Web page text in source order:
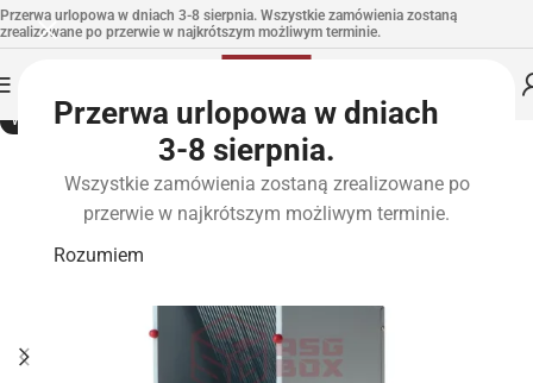
Przerwa urlopowa w dniach
3-8 sierpnia.
Wszystkie zamówienia zostaną zrealizowane po
przerwie w najkrótszym możliwym terminie.
Rozumiem
Przerwa urlopowa w dniach 3-8 sierpnia. Wszystkie zamówienia zostaną
zrealizowane po przerwie w najkrótszym możliwym terminie.
WYPRZEDANE